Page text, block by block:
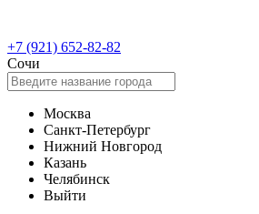
+7 (921) 652-82-82
Сочи
Москва
Санкт-Петербург
Нижний Новгород
Казань
Челябинск
Выйти